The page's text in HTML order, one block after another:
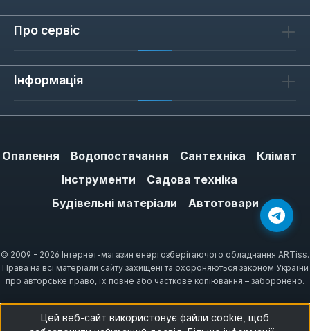
Про сервіс
Інформація
Опалення Водопостачання Сантехніка
Клімат
Інструменти
Садова техніка
Будівельні матеріали
Автотовари
© 2009 - 2026 Інтернет-магазин енергозберігаючого обладнання ARTiss.
Права на всі матеріали сайту захищені та охороняються законом України
про авторське право, їх повне або часткове копіювання – заборонено.
Цей веб-сайт використовує файли cookie, щоб